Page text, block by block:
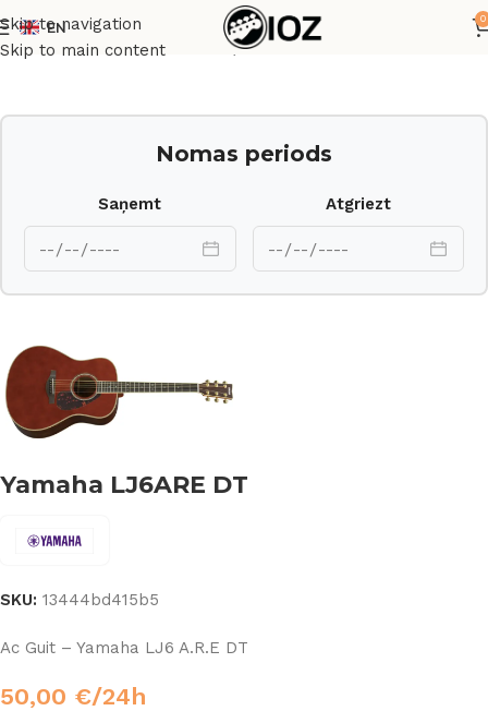
Skip to navigation
Skip to main content
EN
0
Sākums Ģitāras Akustiskās Ģitāras
Nomas periods
Saņemt Atgriezt
Yamaha LJ6ARE DT
SKU: 13444bd415b5
Ac Guit – Yamaha LJ6 A.R.E DT
50,00 €/24h